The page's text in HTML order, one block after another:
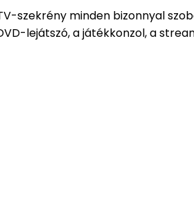
szekrény minden bizonnyal
lejátszó, a játékkonzol, a